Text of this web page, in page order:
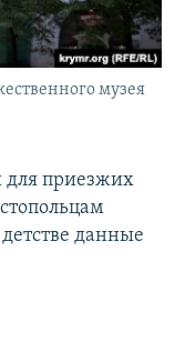
музея
для приезжих
данные